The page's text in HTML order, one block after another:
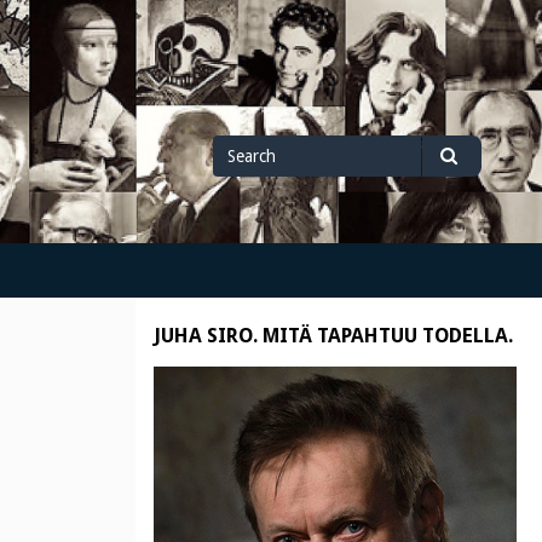
Search
for
Search
JUHA SIRO. MITÄ TAPAHTUU TODELLA.